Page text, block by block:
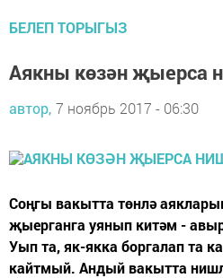
БЕЛЕП ТОРЫГЫЗ
Аякны көзән җыерса
автор, 7 ноябрь 2017 - 06:30
Соңгы вакытта төнлә
җыерганга уянып китәм -
Уып та, як-якка боргалап та
кайтмый. Андый вакытта